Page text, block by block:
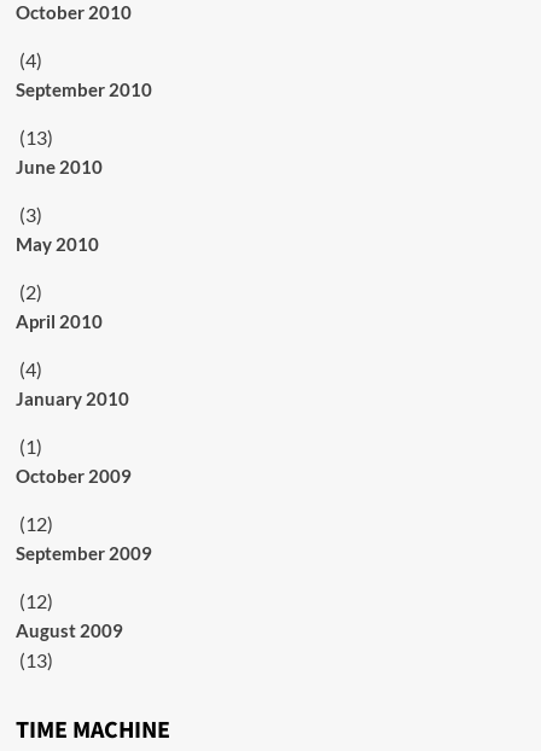
October 2010
(4)
September 2010
(13)
June 2010
(3)
May 2010
(2)
April 2010
(4)
January 2010
(1)
October 2009
(12)
September 2009
(12)
August 2009
(13)
TIME MACHINE